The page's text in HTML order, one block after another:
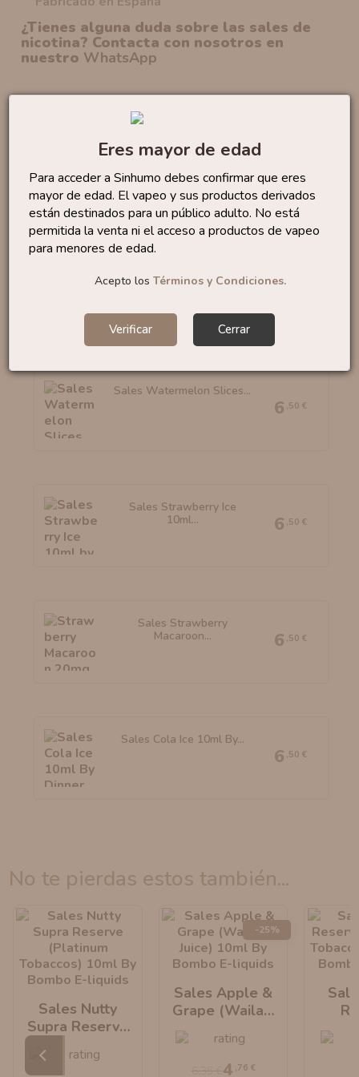
Eres mayor de edad
Para acceder a Sinhumo debes confirmar que eres
mayor de edad. El vapeo y sus productos derivados
están destinados para un público adulto. No está
permitida la venta ni el acceso a productos de vapeo
para menores de edad.
Acepto los Términos y Condiciones.
Verificar Cerrar
¿Tienes alguna duda sobre las sales de
nicotina? Contacta con nosotros en
nuestro WhatsApp
No te quedes sin...
Sales Lemon Tart 10ml
By...
6,50 €
Sales Bubble Gum 10ml
By...
6
Sales Watermelon Slices...
6 ,50 €
Sales Strawberry Ice
10ml...
6 ,50 €
Sales Strawberry
Macaroon...
6 ,50 €
Sales Cola Ice 10ml By...
6 ,50 €
no te pierdas estos también...
Sales Nutty
Supra Reserve
Tobaccos) 10ml
Sales Apple &
Grape (Wailani
Bombo E-Liquids
4 ,76 €
-25%